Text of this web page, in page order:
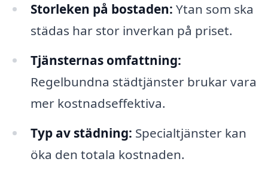
Storleken på bostaden: Ytan som ska
städas har stor inverkan på priset.
Tjänsternas omfattning:
Regelbundna städtjänster brukar vara
mer kostnadseffektiva.
Typ av städning: Specialtjänster kan
öka den totala kostnaden.